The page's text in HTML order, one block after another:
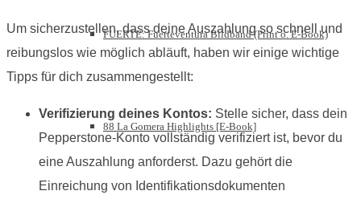
FUERTE: Fuerteventura Bildband (Print o. E-Book)
88 La Gomera Highlights [E-Book]
Um sicherzustellen, dass deine Auszahlung so schnell und
reibungslos wie möglich abläuft, haben wir einige wichtige
Tipps für dich zusammengestellt:
Verifizierung deines Kontos: Stelle sicher, dass dein
Pepperstone-Konto vollständig verifiziert ist, bevor du
eine Auszahlung anforderst. Dazu gehört die
Einreichung von Identifikationsdokumenten